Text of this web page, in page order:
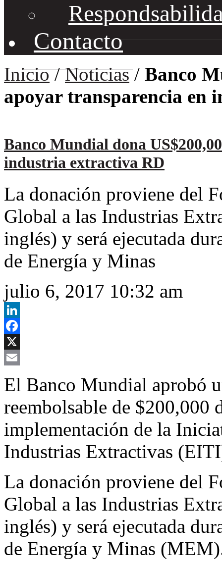
Contacto
Inicio/Noticias/ Banco
apoyar transparencia en
Banco Mundial dona
industria extractiva RD
La donación proviene del
Global a las Industrias
inglés) y será ejecutada
de Energía y Minas
julio 6, 2017 10:32 am
LinkedIn
Facebook
X
El Banco Mundial aprobó
reembolsable de $200,000
implementación de la
Industrias Extractivas
La donación proviene del
Global a las Industrias
inglés) y será ejecutada
de Energía y Minas